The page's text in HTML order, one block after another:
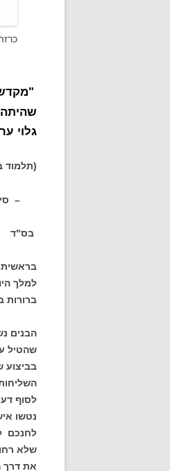
"
שהיתה
גלוי
(תלמוד
–
בס"ד
בראשית
למלך
ברורות
הבנים
שהטיל
בביצוע
לסוף
נטשו
לחנכם
שלא
את דרך